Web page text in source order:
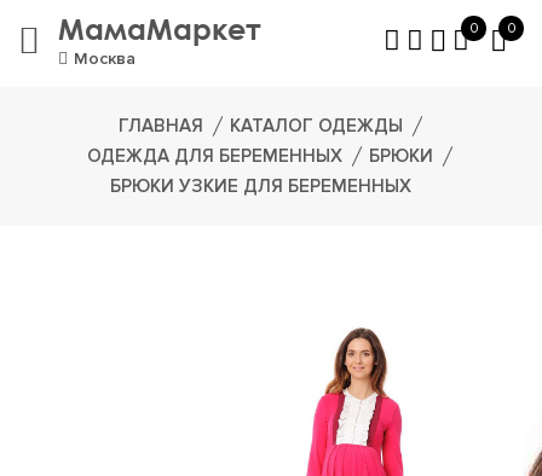
МамаМаркет
Москва
0 0
ГЛАВНАЯ
КАТАЛОГ ОДЕЖДЫ
ОДЕЖДА ДЛЯ БЕРЕМЕННЫХ
БРЮКИ
БРЮКИ УЗКИЕ ДЛЯ БЕРЕМЕННЫХ